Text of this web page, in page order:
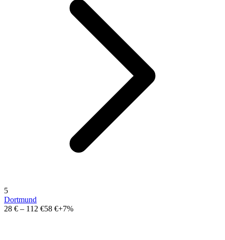
5
Dortmund
28 € – 112 €58 €+7%